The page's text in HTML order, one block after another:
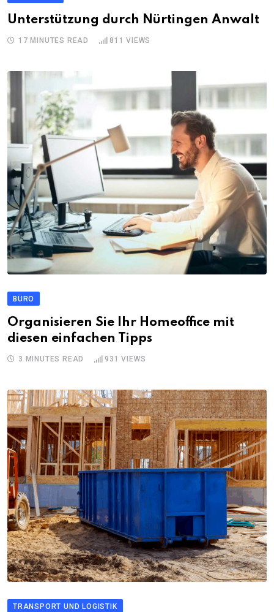
Unterstützung durch Nürtingen Anwalt
17 MINUTES READ 811 VIEWS
BÜRO
Organisieren Sie Ihr Homeoffice mit
diesen einfachen Tipps
3 MINUTES READ 931 VIEWS
TRANSPORT UND LOGISTIK